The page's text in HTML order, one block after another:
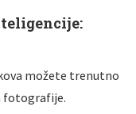
možete trenutno
fotografije.